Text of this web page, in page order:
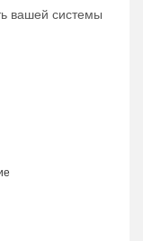
вашей системы